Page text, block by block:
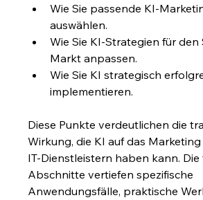
Wie Sie passende KI-
auswählen.
Wie Sie KI-Strategien für den
Markt anpassen.
Wie Sie KI strategisch
implementieren.
Diese Punkte verdeutlichen die
Wirkung, die KI auf das
IT-Dienstleistern haben kann.
Abschnitte vertiefen spezifische
Anwendungsfälle, praktische